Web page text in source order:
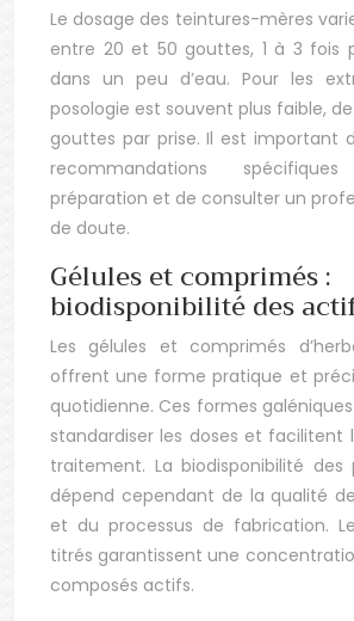
Le dosage des teintures-mères
entre 20 et 50 gouttes, 1 à 3 fois
dans un peu d’eau. Pour les
posologie est souvent plus faible, de
gouttes par prise. Il est important
recommandations
préparation et de consulter un
de doute.
Gélules et comprimés :
biodisponibilité des
Les gélules et comprimés
offrent une forme pratique et
quotidienne. Ces formes
standardiser les doses et facilitent
traitement. La biodisponibilité des
dépend cependant de la qualité
et du processus de fabrication.
titrés garantissent une
composés actifs.